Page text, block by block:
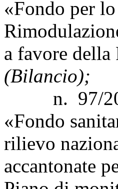
«Fondo per
a favore
(Bilancio);
n. 97/2013
«Fondo
rilievo
accantonate